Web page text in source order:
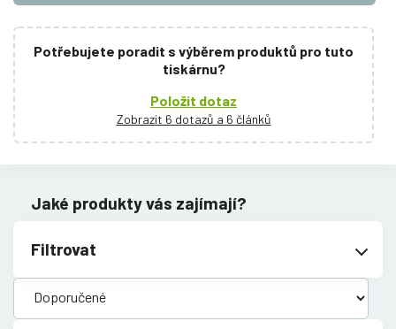
Potřebujete poradit s výběrem produktů pro tuto
tiskárnu?
Položit dotaz
Zobrazit 6 dotazů a 6 článků
Jaké produkty vás zajímají?
Filtrovat